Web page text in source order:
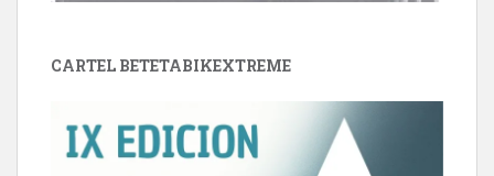
CARTEL BETETABIKEXTREME